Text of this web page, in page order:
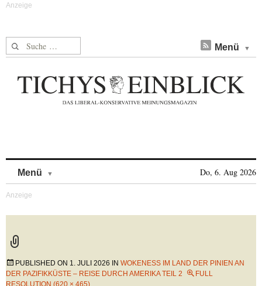
Suche nach: Menü
Menü Do, 6. Aug 2026
PUBLISHED ON 1. JULI 2026 IN WOKENESS IM LAND DER PINIEN AN
DER PAZIFIKKÜSTE – REISE DURCH AMERIKA TEIL 2
FULL
RESOLUTION (620 × 465)